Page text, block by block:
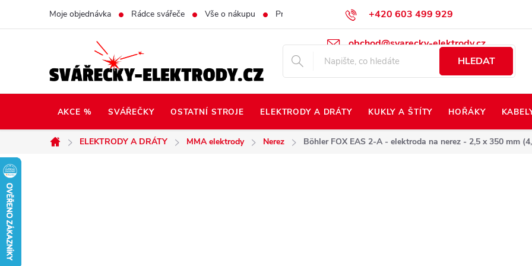
+420 603 499 929
obchod@svarecky-elektrody.cz
Moje objednávka Rádce svářeče Vše o nákupu Prodej na Slovensko Napište nám Kontakty
HLEDAT
AKCE % SVÁŘEČKY OSTATNÍ STROJE ELEKTRODY A DRÁTY KUKLY A ŠTÍTY HOŘÁKY
Domů
ELEKTRODY A DRÁTY MMA elektrody Nerez Böhler FOX EAS 2-A - elektroda na nerez - 2,5 x 350 mm